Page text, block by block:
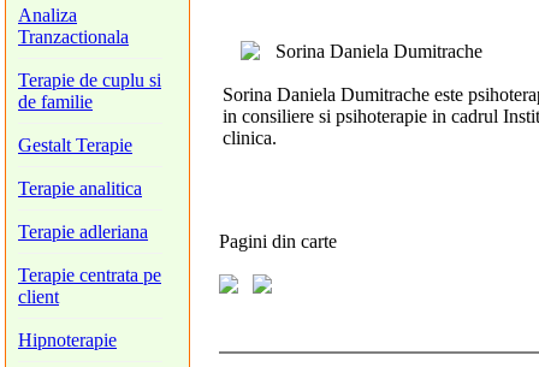
Analiza
Tranzactionala
Terapie de cuplu si
de familie
Gestalt Terapie
Terapie analitica
Terapie adleriana
Terapie centrata pe
client
Hipnoterapie
Sorina Daniela Dumitrache
Sorina Daniela Dumitrache este
in consiliere si psihoterapie in cadrul
clinica.
Pagini din carte